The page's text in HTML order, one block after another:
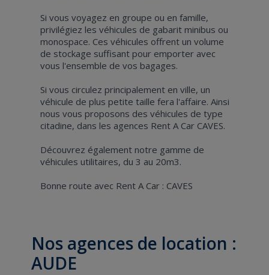
Si vous voyagez en groupe ou en famille,
privilégiez les véhicules de gabarit minibus ou
monospace. Ces véhicules offrent un volume
de stockage suffisant pour emporter avec
vous l'ensemble de vos bagages.
Si vous circulez principalement en ville, un
véhicule de plus petite taille fera l'affaire. Ainsi
nous vous proposons des véhicules de type
citadine, dans les agences Rent A Car CAVES.
Découvrez également notre gamme de
véhicules utilitaires, du 3 au 20m3.
Bonne route avec Rent A Car : CAVES
Nos agences de location :
AUDE